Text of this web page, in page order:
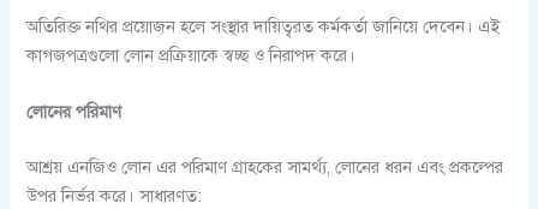
অতিরিক্ত নথির প্রয়োজন হলে সংস্থার দায়িত্বরত কর্মকর্তা জানিয়ে দেবেন। এই
কাগজপত্রগুলো লোন প্রক্রিয়াকে স্বচ্ছ ও নিরাপদ করে।
লোনের পরিমাণ
আশ্রয় এনজিও লোন এর পরিমাণ গ্রাহকের সামর্থ্য, লোনের ধরন এবং প্রকল্পের
উপর নির্ভর করে। সাধারণত: